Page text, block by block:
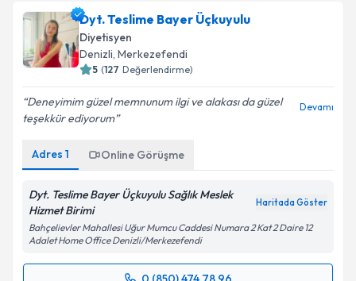
takvim hazırlandığında e-posta ile bilgilendireceğiz.
E-posta Adresiniz
Kişisel verilerimin işlenmesine ilişkin
kapsamda işlenmesini kabul ediyorum.
Takvim Talebini Gönder
Dyt. Teslime Bayer Üçkuyulu
Diyetisyen
Denizli, Merkezefendi
5 (127 Değerlendirme)
Deneyimim güzel memnunum ilgi ve alakası da güzel
teşekkür ediyorum
Devamı
Adres 1 Online Görüşme
Dyt. Teslime Bayer Üçkuyulu Sağlık Meslek
Hizmet Birimi
Haritada Göster
Bahçelievler Mahallesi Uğur Mumcu Caddesi Numara 2 Kat 2 Daire 12
Adalet Home Office Denizli/Merkezefendi